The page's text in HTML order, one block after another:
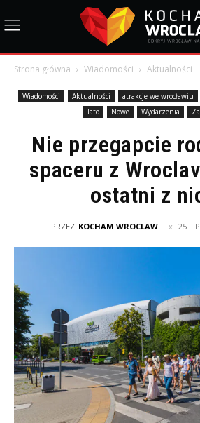
Strona główna Wiadomości Aktualności
Wiadomości Aktualności atrakcje we wrocławiu
lato
Nowe Wydarzenia
Nie przegapcie
spaceru z
ostatni z
PRZEZ KOCHAM WROCLAW 25